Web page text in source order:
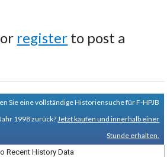
or register to post a
Sie eine vollständige Historiensuche für F-HPJB
1998 zurück? Jetzt kaufen und innerhalb einer
Stunde erhalten.
Recent History Data